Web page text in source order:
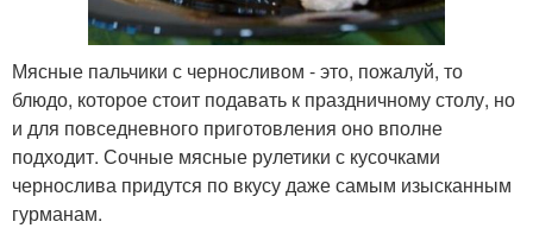
Мясные пальчики с черносливом - это, пожалуй, то
блюдо, которое стоит подавать к праздничному столу, но
и для повседневного приготовления оно вполне
подходит. Сочные мясные рулетики с кусочками
чернослива придутся по вкусу даже самым изысканным
гурманам.